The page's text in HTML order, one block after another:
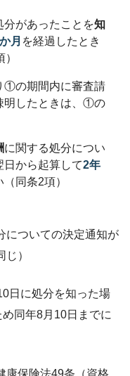
分があったことを知
月 を経過したとき
①の期間内に審査請
明したときは、①の
に関する処分につい
日から起算して2年
同条2項）
についての決定通知が
）
日に処分を知った場
同年8月10日までに
保険法49条（資格